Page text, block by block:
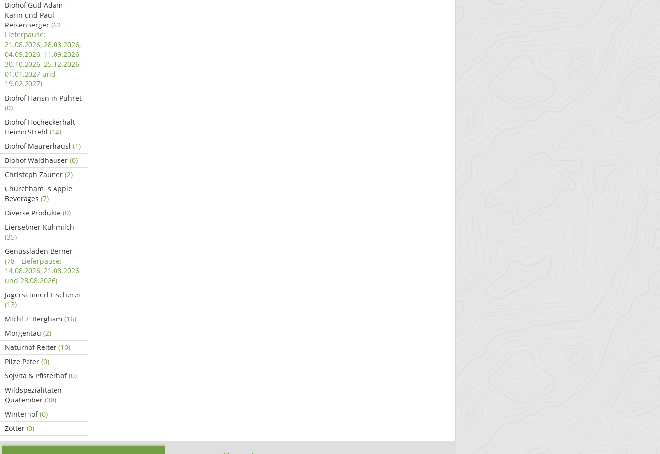
Biohof Gütl Adam -
Karin und Paul
Reisenberger (62 -
Lieferpause:
21.08.2026, 28.08.2026,
04.09.2026, 11.09.2026,
30.10.2026, 25.12.2026,
01.01.2027 und
19.02.2027)
Biohof Hansn in Pühret
(0)
Biohof Hocheckerhalt -
Heimo Strebl (14)
Biohof Maurerhäusl (1)
Biohof Waldhauser (0)
Christoph Zauner (2)
Churchham´s Apple
Beverages (7)
Diverse Produkte (0)
Eiersebner Kuhmilch
(35)
Genussladen Berner
(78 - Lieferpause:
14.08.2026, 21.08.2026
und 28.08.2026)
Jagersimmerl Fischerei
(13)
Michl z´Bergham (16)
Morgentau (2)
Naturhof Reiter (10)
Pilze Peter (0)
Sojvita & Pfisterhof(0)
Wildspezialitäten
Quatember (38)
Winterhof(0)
Zotter (0)